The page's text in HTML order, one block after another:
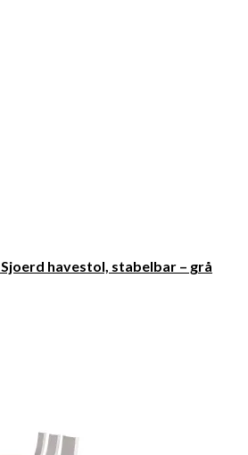
Sjoerd havestol, stabelbar – grå